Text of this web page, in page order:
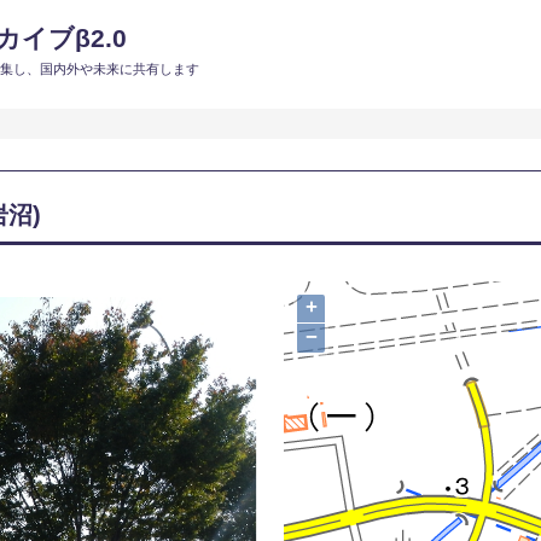
イブβ2.0
し、国内外や未来に共有します
沼)
+
−